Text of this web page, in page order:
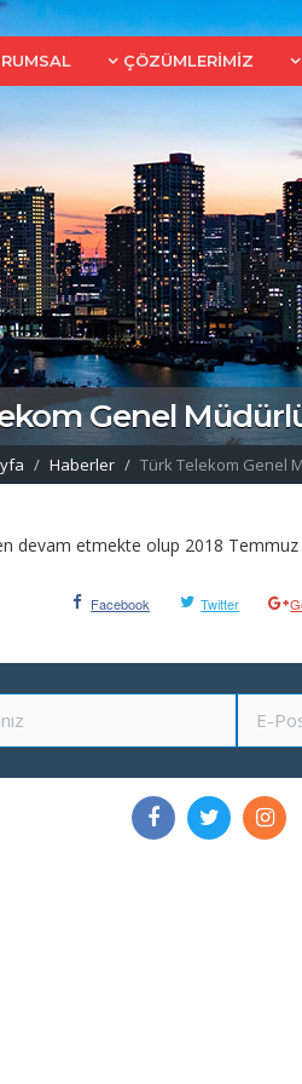
ÇÖZÜMLERİMİZ
Genel
Haberler Türk Telekom Genel
etmekte olup 2018 Temmuz
Facebook Twitter